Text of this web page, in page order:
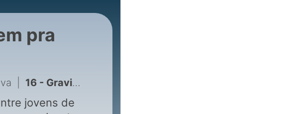
pra
16 - Gravidez na adolescência
jovens de